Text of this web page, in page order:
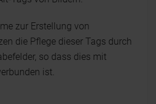
zur Erstellung von
die Pflege dieser Tags durch
so dass dies mit
ist.